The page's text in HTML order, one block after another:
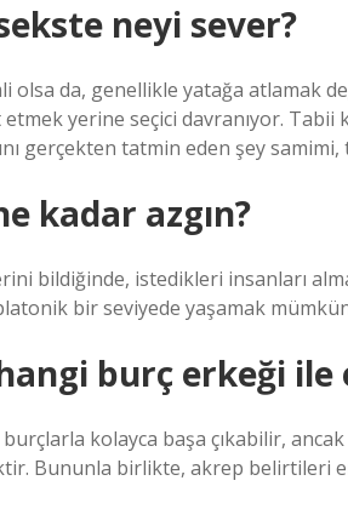
neyi sever?
olsa da, genellikle yatağa atlamak
yerine seçici davranıyor.
gerçekten tatmin eden şey
kadar azgın?
bildiğinde, istedikleri insanları
bir seviyede yaşamak
burç erkeği ile
kolayca başa çıkabilir,
Bununla birlikte, akrep belirtileri